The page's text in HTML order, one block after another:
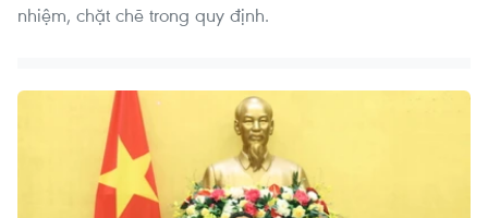
nhiệm, chặt chẽ trong quy định.